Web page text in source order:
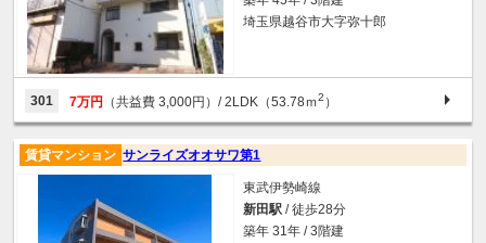
埼玉県越谷市大字弥十郎
301 7万円 （共益費 3,000円）/ 2LDK（53.78ｍ2 ）
サンライズオオサワ第1
賃貸マンション
東武伊勢崎線
新田駅 / 徒歩28分
築年 31年 / 3階建